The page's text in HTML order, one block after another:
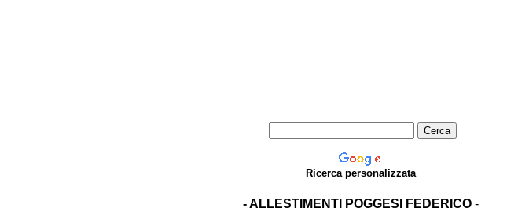
Ricerca personalizzata
- ALLESTIMENTI POGGESI FEDERICO -